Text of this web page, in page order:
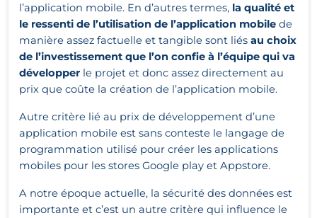
l’application mobile. En d’autres termes, la qualité et
le ressenti de l’utilisation de l’application mobile de
manière assez factuelle et tangible sont liés au choix
de l’investissement que l’on confie à l’équipe qui va
développer le projet et donc assez directement au
prix que coûte la création de l’application mobile.
Autre critère lié au prix de développement d’une
application mobile est sans conteste le langage de
programmation utilisé pour créer les applications
mobiles pour les stores Google play et Appstore.
A notre époque actuelle, la sécurité des données est
importante et c’est un autre critère qui influence le